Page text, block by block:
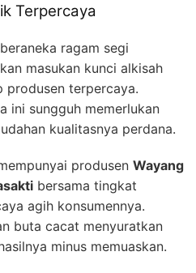
Terpercaya
ragam segi
masukan kunci alkisah
produsen terpercaya.
ini sungguh memerlukan
kualitasnya perdana.
produsen Wayang
bersama tingkat
agih konsumennya.
buta cacat menyuratkan
minus memuaskan.